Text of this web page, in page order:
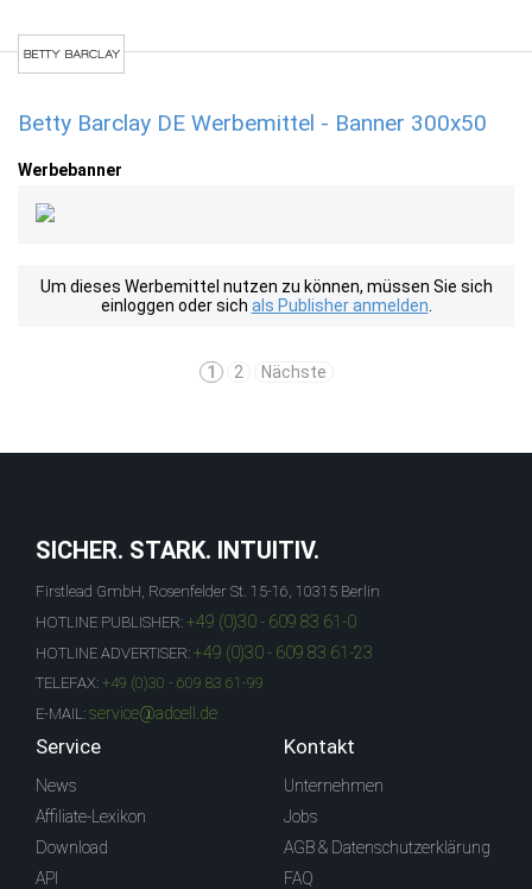
Betty Barclay DE Werbemittel - Banner 300x50
Werbebanner
Um dieses Werbemittel nutzen zu können, müssen Sie sich
einloggen oder sich als Publisher anmelden
1 2 Nächste
SICHER. STARK. INTUITIV.
Firstlead GmbH, Rosenfelder St. 15-16, 10315 Berlin
HOTLINE PUBLISHER: +49 (0)30 - 609 83 61-0
HOTLINE ADVERTISER: +49 (0)30 - 609 83 61-23
TELEFAX: +49 (0)30 - 609 83 61-99
E-MAIL: service@adcell.de
Service
News
Affiliate-Lexikon
Download
API
Kontakt
Unternehmen
Jobs
AGB & Datenschutzerklärung
FAQ